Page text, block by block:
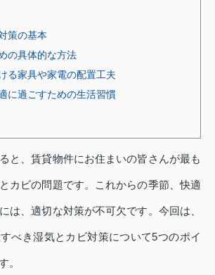
策の基本
の具体的な方法
る家具や家電の配置工夫
に過ごすための生活習慣
と、賃貸物件にお住まいの皆さんが最も
カビの問題です。これからの季節、快適
は、適切な対策が不可欠です。今回は、
べき湿気とカビ対策について5つのポイ
。